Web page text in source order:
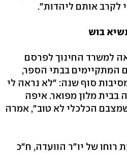
לקרב אותם ליהדות".
בוש
למשרד החינוך לפרסם
המתקיימים בבתי הספר,
סוף שנה: "לא נראה לי
בבית מלון מפואר. איפה
הכלכלי לא טוב", אמרה
של יו"ר הוועדה, ח"כ